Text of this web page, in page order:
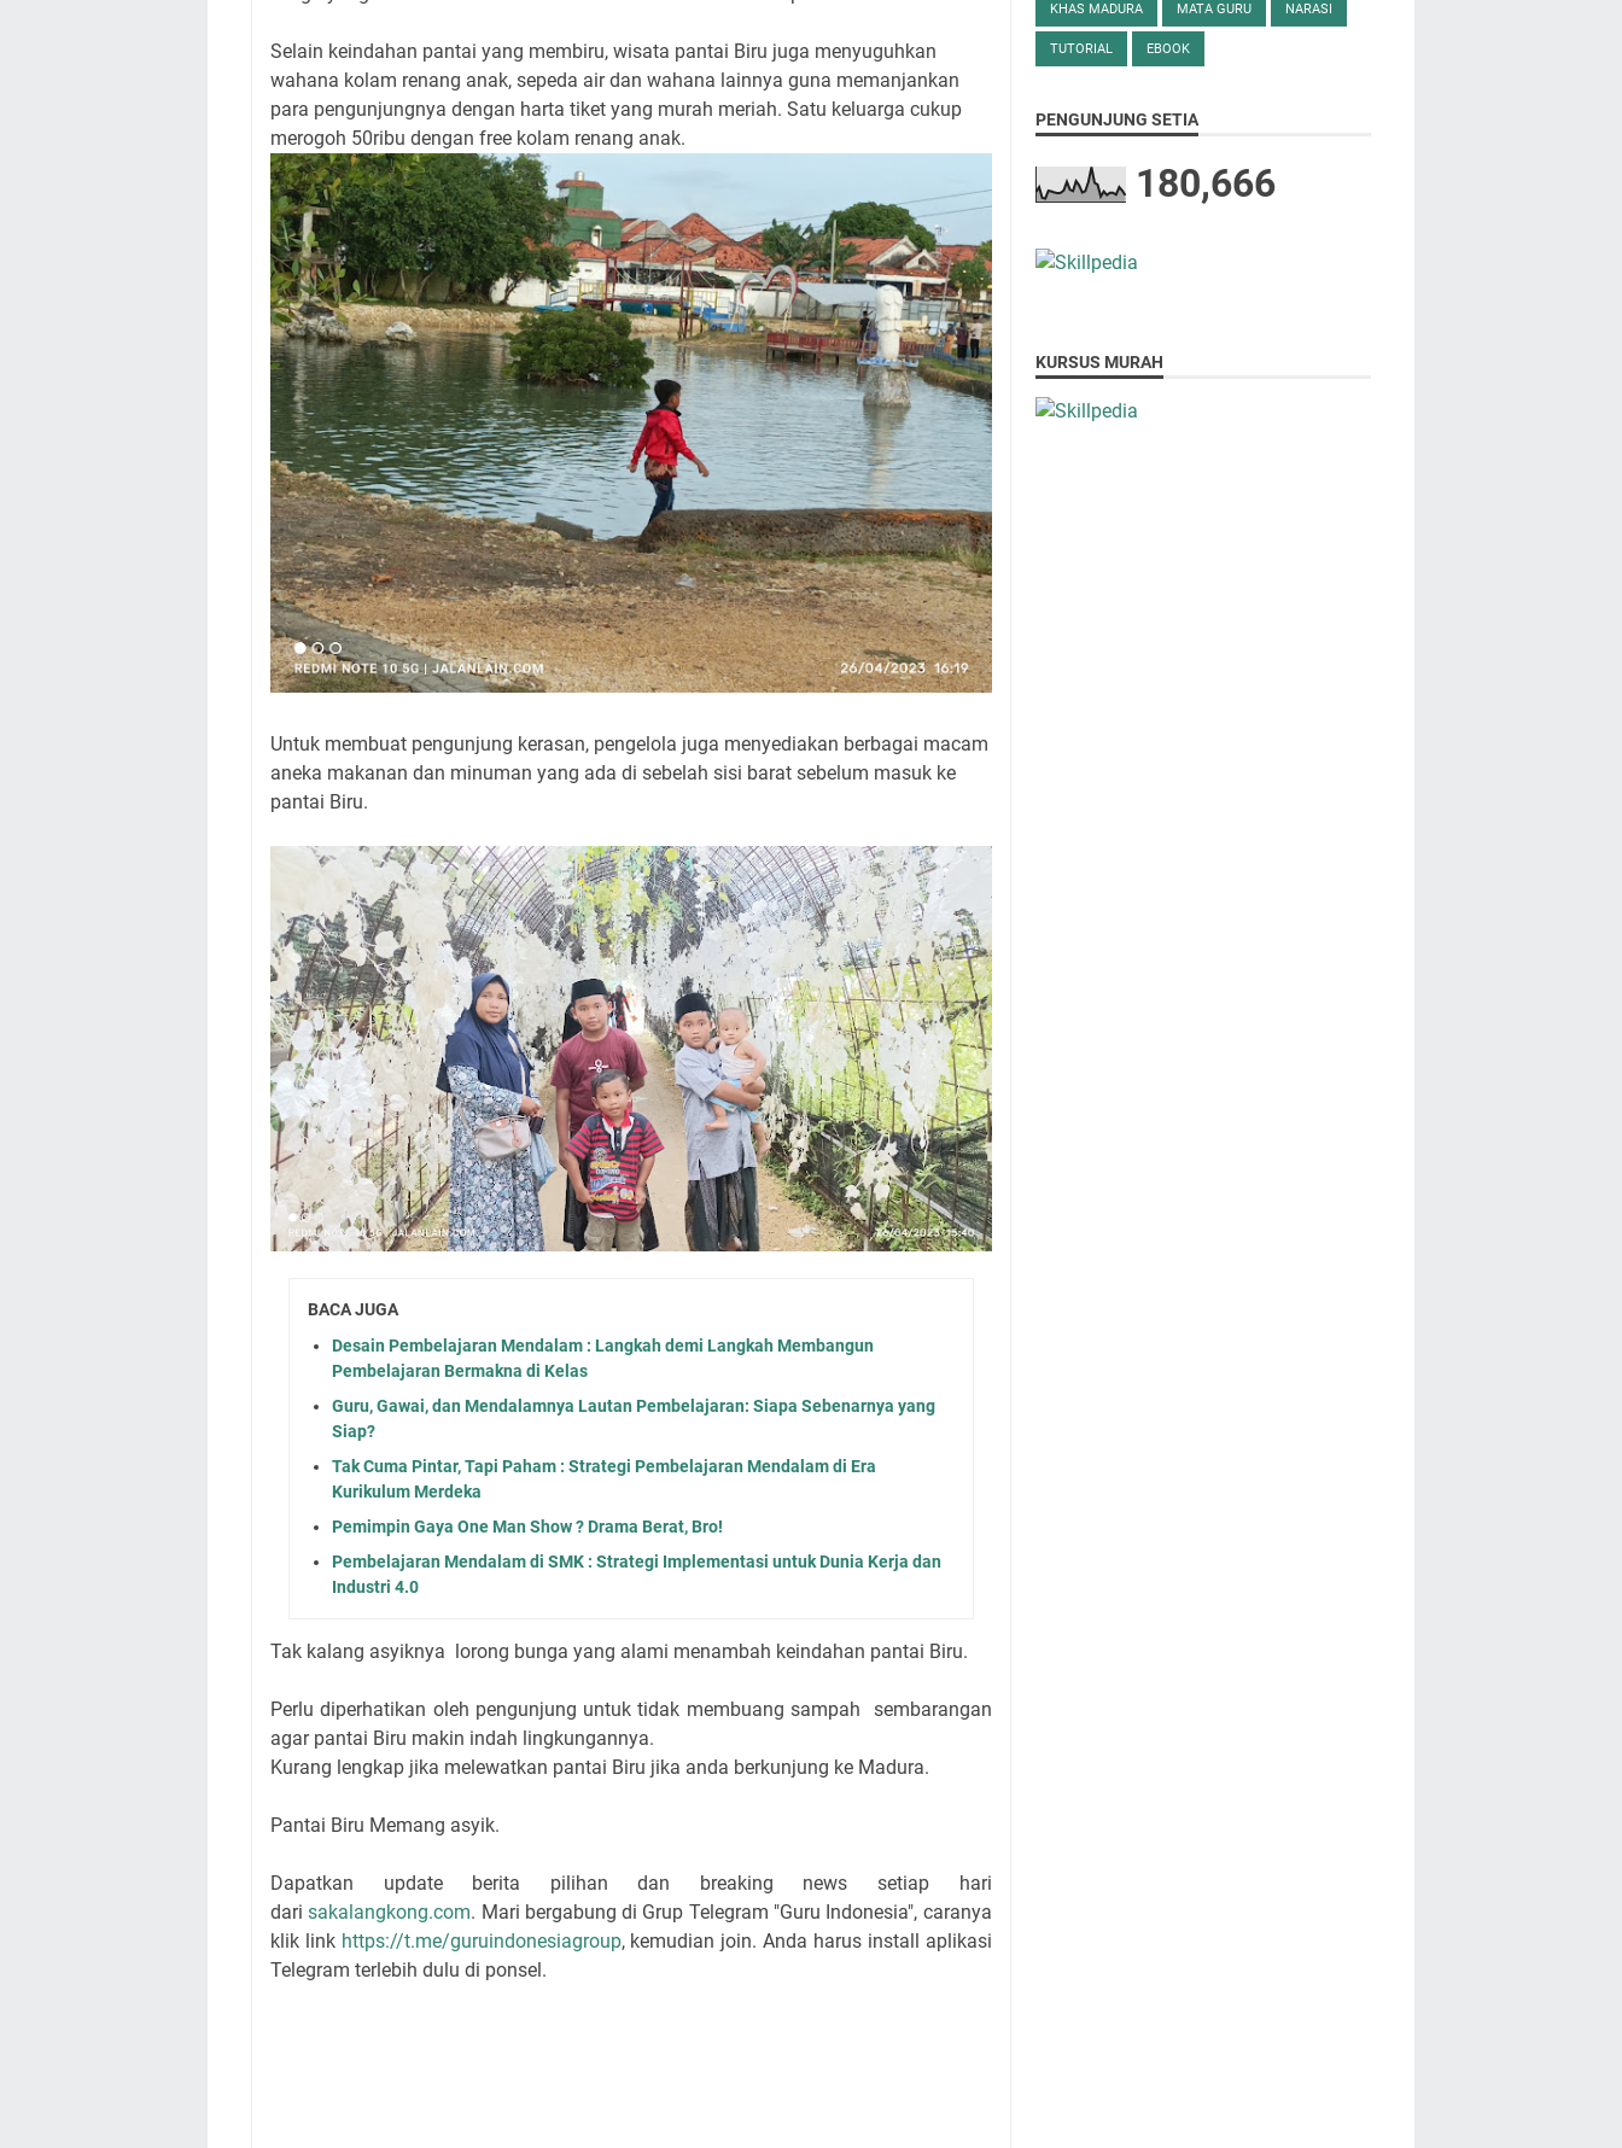
Selain keindahan pantai yang membiru, wisata pantai Biru juga menyuguhkan
wahana kolam renang anak, sepeda air dan wahana lainnya guna memanjankan
para pengunjungnya dengan harta tiket yang murah meriah. Satu keluarga cukup
merogoh 50ribu dengan free kolam renang anak.
Untuk membuat pengunjung kerasan, pengelola juga menyediakan berbagai macam
aneka makanan dan minuman yang ada di sebelah sisi barat sebelum masuk ke
pantai Biru.
BACA JUGA
Desain Pembelajaran Mendalam : Langkah demi Langkah Membangun
Pembelajaran Bermakna di Kelas
Guru, Gawai, dan Mendalamnya Lautan Pembelajaran: Siapa Sebenarnya yang
Siap?
Tak Cuma Pintar, Tapi Paham : Strategi Pembelajaran Mendalam di Era
Kurikulum Merdeka
Pemimpin Gaya One Man Show ? Drama Berat, Bro!
Pembelajaran Mendalam di SMK : Strategi Implementasi untuk Dunia Kerja dan
Industri 4.0
Tak kalang asyiknya lorong bunga yang alami menambah keindahan pantai Biru.
Perlu diperhatikan oleh pengunjung untuk tidak membuang sampah sembarangan
agar pantai Biru makin indah lingkungannya.
Kurang lengkap jika melewatkan pantai Biru jika anda berkunjung ke Madura.
Pantai Biru Memang asyik.
Dapatkan update berita pilihan dan breaking news setiap hari
darisakalangkong.com. Mari bergabung di Grup Telegram "Guru Indonesia", caranya
klik link https://t.me/guruindonesiagroup, kemudian join. Anda harus install aplikasi
Telegram terlebih dulu di ponsel.
KHAS MADURA MATA GURU NARASI
TUTORIAL EBOOK
PENGUNJUNG SETIA
180,666
KURSUS MURAH